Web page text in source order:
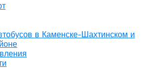
в Каменске-Шахтинском и